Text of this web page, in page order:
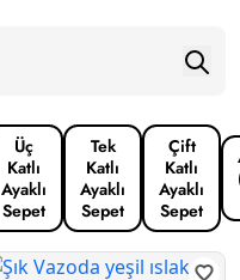
Üç
Katlı
Ayaklı
Sepet
Tek
Katlı
Ayaklı
Sepet
Çift
Katlı
Ayaklı
Sepet